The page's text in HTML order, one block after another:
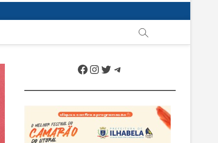
Facebook
Instagram
Twitter
Telegram